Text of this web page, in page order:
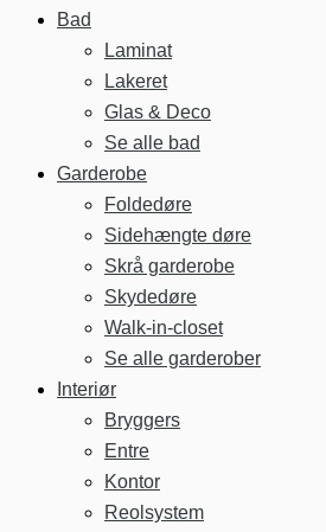
Bad
Laminat
Lakeret
Glas & Deco
Se alle bad
Garderobe
Foldedøre
Sidehængte døre
Skrå garderobe
Skydedøre
Walk-in-closet
Se alle garderober
Interiør
Bryggers
Entre
Kontor
Reolsystem